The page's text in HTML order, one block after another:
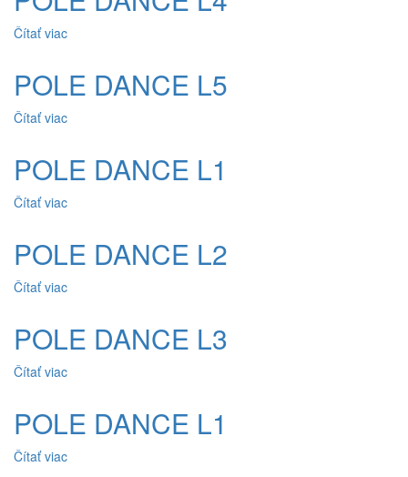
Čítať viac
POLE DANCE L5
Čítať viac
POLE DANCE L1
Čítať viac
POLE DANCE L2
Čítať viac
POLE DANCE L3
Čítať viac
POLE DANCE L1
Čítať viac